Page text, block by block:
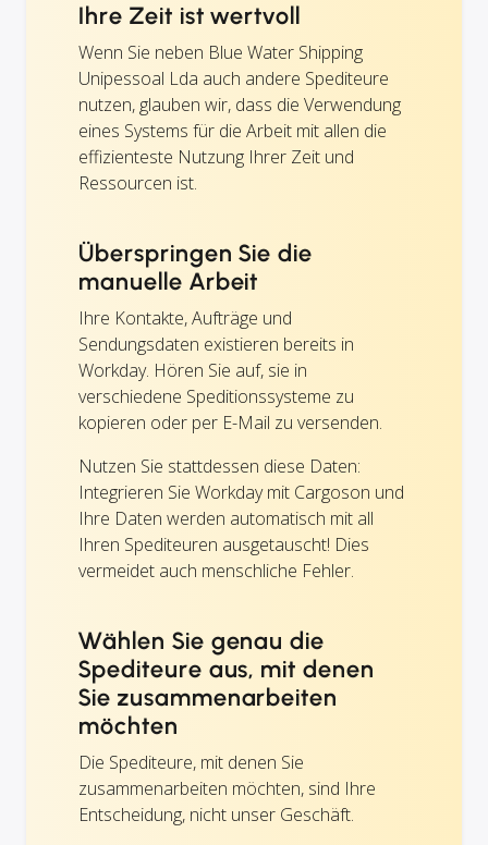
Ihre Zeit ist wertvoll
Wenn Sie neben Blue Water Shipping
Unipessoal Lda auch andere Spediteure
nutzen, glauben wir, dass die Verwendung
eines Systems für die Arbeit mit allen die
effizienteste Nutzung Ihrer Zeit und
Ressourcen ist.
Überspringen Sie die
manuelle Arbeit
Ihre Kontakte, Aufträge und
Sendungsdaten existieren bereits in
Workday. Hören Sie auf, sie in
verschiedene Speditionssysteme zu
kopieren oder per E-Mail zu versenden.
Nutzen Sie stattdessen diese Daten:
Integrieren Sie Workday mit Cargoson und
Ihre Daten werden automatisch mit all
Ihren Spediteuren ausgetauscht! Dies
vermeidet auch menschliche Fehler.
Wählen Sie genau die
Spediteure aus, mit denen
Sie zusammenarbeiten
möchten
Die Spediteure, mit denen Sie
zusammenarbeiten möchten, sind Ihre
Entscheidung, nicht unser Geschäft.